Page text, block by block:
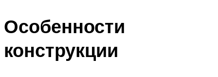
Особенности
конструкции